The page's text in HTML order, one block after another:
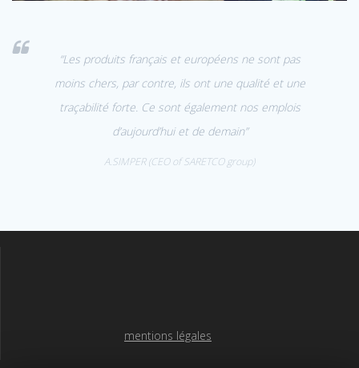
“Les produits français et européens ne sont pas
moins chers, par contre, ils ont une qualité et une
traçabilité forte. Ce sont également nos emplois
d’aujourd’hui et de demain”
A.SIMPER (CEO of SARETCO group)
mentions légales